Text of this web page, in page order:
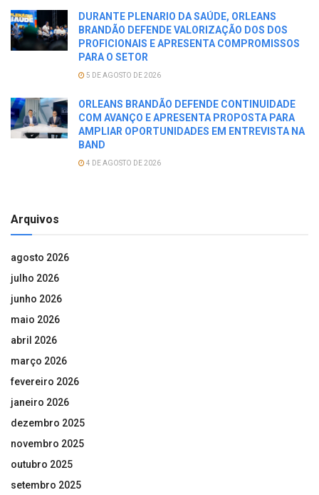
DURANTE PLENARIO DA SAÚDE, ORLEANS
BRANDÃO DEFENDE VALORIZAÇÃO DOS DOS
PROFICIONAIS E APRESENTA COMPROMISSOS
PARA O SETOR
5 DE AGOSTO DE 2026
ORLEANS BRANDÃO DEFENDE CONTINUIDADE
COM AVANÇO E APRESENTA PROPOSTA PARA
AMPLIAR OPORTUNIDADES EM ENTREVISTA NA
BAND
4 DE AGOSTO DE 2026
Arquivos
agosto 2026
julho 2026
junho 2026
maio 2026
abril 2026
março 2026
fevereiro 2026
janeiro 2026
dezembro 2025
novembro 2025
outubro 2025
setembro 2025